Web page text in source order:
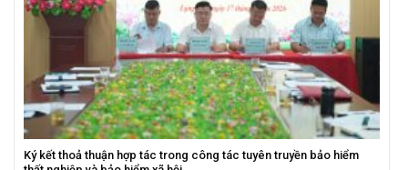
Ký kết thoả thuận hợp tác trong công tác tuyên truyền bảo hiểm